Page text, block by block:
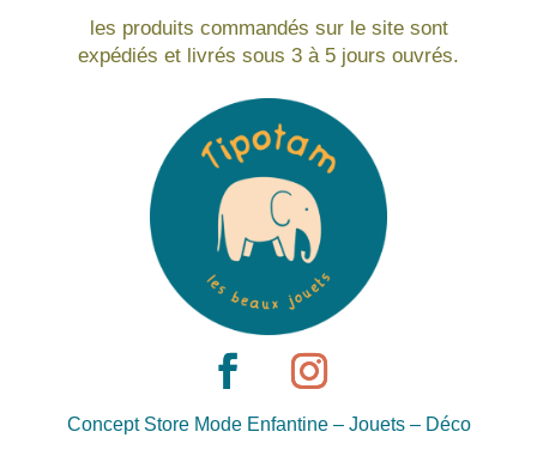
les produits commandés sur le site sont
expédiés et livrés sous 3 à 5 jours ouvrés.
Concept Store Mode Enfantine – Jouets – Déco